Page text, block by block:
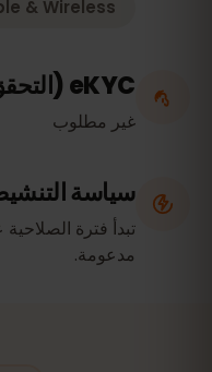
& Wireless
eKYC (التحقق من الهوية)
غير مطلوب
سياسة
مدعومة.